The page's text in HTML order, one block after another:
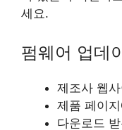
세요.
펌웨어 업데
제조사 웹
제품 페이
다운로드